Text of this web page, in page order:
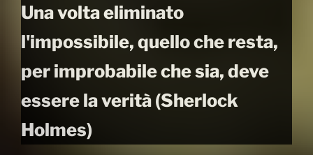
Una volta eliminato
l'impossibile, quello che resta,
per improbabile che sia, deve
essere la verità (Sherlock
Holmes)